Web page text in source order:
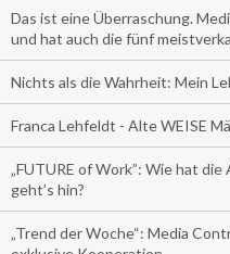
Das ist eine Überraschung.
und hat auch die fünf
Nichts als die Wahrheit: Mein
Franca Lehfeldt - Alte WEISE
„FUTURE of Work”: Wie hat
geht’s hin?
„Trend der Woche“: Media